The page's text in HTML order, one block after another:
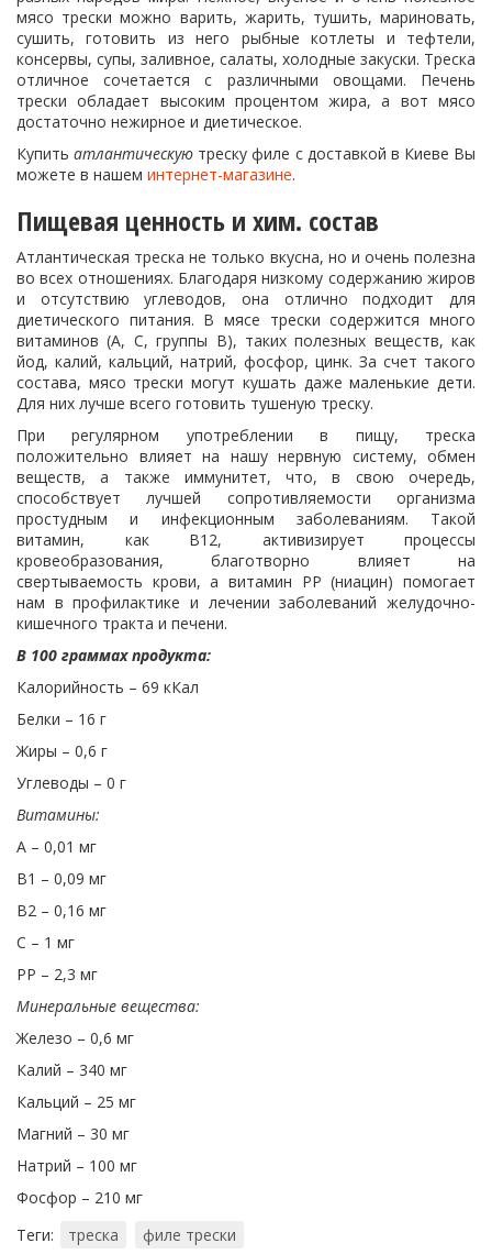
мясо трески можно варить, жарить, тушить, мариновать,
сушить, готовить из него рыбные котлеты и тефтели,
консервы, супы, заливное, салаты, холодные закуски. Треска
отличное сочетается с различными овощами. Печень
трески обладает высоким процентом жира, а вот мясо
достаточно нежирное и диетическое.
Купитьатлантическую треску филе с доставкой в Киеве Вы
можете в нашем интернет-магазине.
Пищевая ценность и хим. состав
Атлантическая треска не только вкусна, но и очень полезна
во всех отношениях. Благодаря низкому содержанию жиров
и отсутствию углеводов, она отлично подходит для
диетического питания. В мясе трески содержится много
витаминов (А, С, группы В), таких полезных веществ, как
йод, калий, кальций, натрий, фосфор, цинк. За счет такого
состава, мясо трески могут кушать даже маленькие дети.
Для них лучше всего готовить тушеную треску.
При регулярном употреблении в пищу, треска
положительно влияет на нашу нервную систему, обмен
веществ, а также иммунитет, что, в свою очередь,
способствует лучшей сопротивляемости организма
простудным и инфекционным заболеваниям. Такой
витамин, как В12, активизирует процессы
кровеобразования, благотворно влияет на
свертываемость крови, а витамин РР (ниацин) помогает
нам в профилактике и лечении заболеваний желудочно-
кишечного тракта и печени.
В 100 граммах продукта:
Калорийность – 69 кКал
Белки – 16 г
Жиры – 0,6 г
Углеводы – 0 г
Витамины:
А – 0,01 мг
В1 – 0,09 мг
В2 – 0,16 мг
С – 1 мг
РР – 2,3 мг
Минеральные вещества:
Железо – 0,6 мг
Калий – 340 мг
Кальций – 25 мг
Магний – 30 мг
Натрий – 100 мг
Фосфор – 210 мг
Теги:
треска филе трески